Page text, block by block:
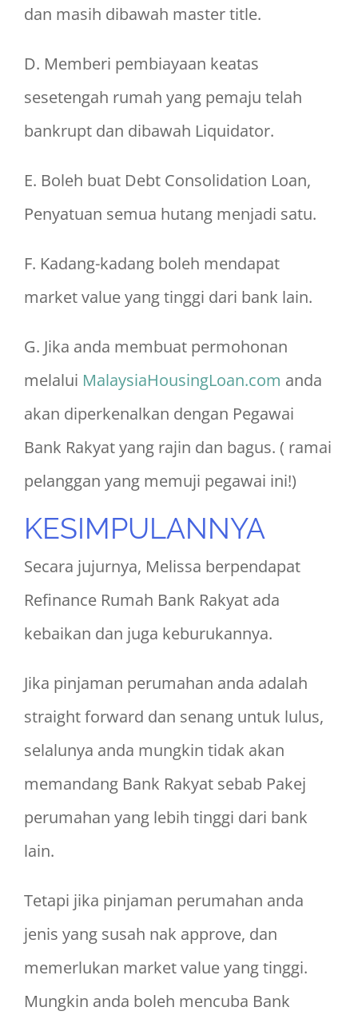
dan masih dibawah master title.
D. Memberi pembiayaan keatas
sesetengah rumah yang pemaju telah
bankrupt dan dibawah Liquidator.
E. Boleh buat Debt Consolidation Loan,
Penyatuan semua hutang menjadi satu.
F. Kadang-kadang boleh mendapat
market value yang tinggi dari bank lain.
G. Jika anda membuat permohonan
melalui MalaysiaHousingLoan.com anda
akan diperkenalkan dengan Pegawai
Bank Rakyat yang rajin dan bagus. ( ramai
pelanggan yang memuji pegawai ini!)
KESIMPULANNYA
Secara jujurnya, Melissa berpendapat
Refinance Rumah Bank Rakyat ada
kebaikan dan juga keburukannya.
Jika pinjaman perumahan anda adalah
straight forward dan senang untuk lulus,
selalunya anda mungkin tidak akan
memandang Bank Rakyat sebab Pakej
perumahan yang lebih tinggi dari bank
lain.
Tetapi jika pinjaman perumahan anda
jenis yang susah nak approve, dan
memerlukan market value yang tinggi.
Mungkin anda boleh mencuba Bank